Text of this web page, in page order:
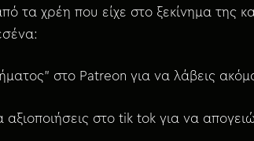
τα χρέη που είχε στο ξεκίνημα
στο Patreon για να λάβεις
στο tik tok για να